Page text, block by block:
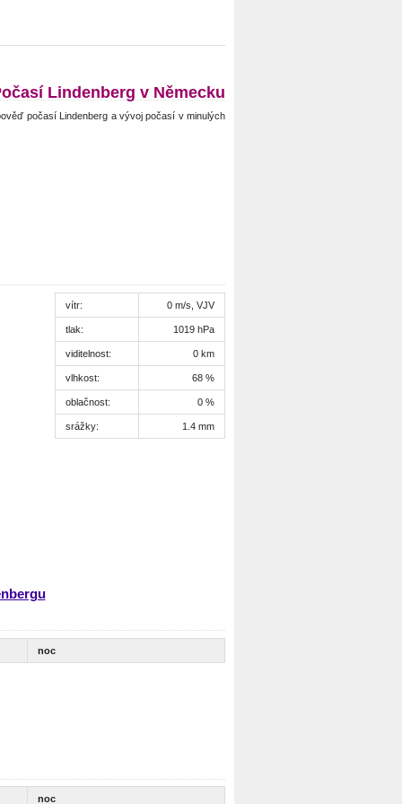
Lindenberg v Německu
počasí Lindenberg a vývoj počasí v minulých
vítr: 0 m/s, VJV
tlak: 1019 hPa
viditelnost: 0 km
vlhkost: 68 %
oblačnost: 0 %
srážky: 1.4 mm
noc
noc